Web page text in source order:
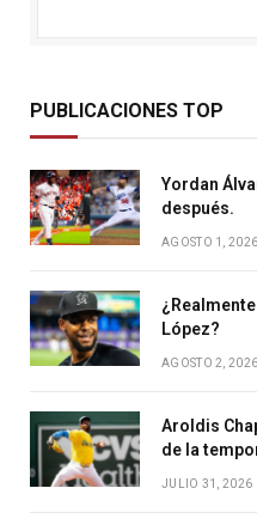
PUBLICACIONES TOP
Yordan
después.
AGOSTO 1, 2026
López?
AGOSTO 2, 2026
Aroldis
de la
JULIO 31, 2026